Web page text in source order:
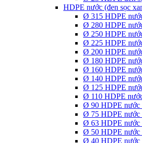
HDPE nước (đen sọc
Ø 315 HDPE
Ø 280 HDPE
Ø 250 HDPE
Ø 225 HDPE
Ø 200 HDPE
Ø 180 HDPE
Ø 160 HDPE
Ø 140 HDPE
Ø 125 HDPE
Ø 110 HDPE
Ø 90 HDPE nước
Ø 75 HDPE nước
Ø 63 HDPE nước
Ø 50 HDPE nước
Ø 40 HDPE nước